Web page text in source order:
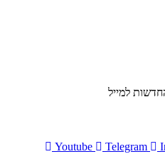
למייל
Youtube Telegram